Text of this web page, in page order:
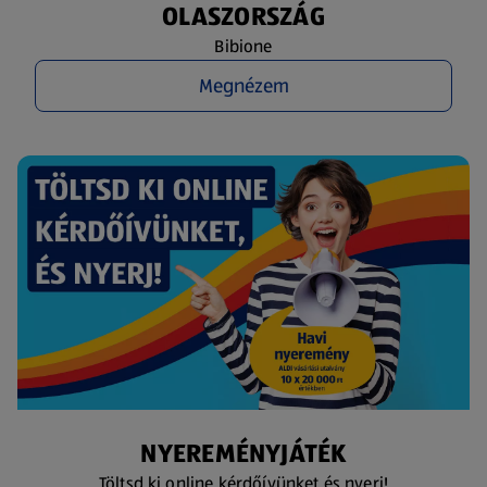
OLASZORSZÁG
Bibione
Megnézem
NYEREMÉNYJÁTÉK